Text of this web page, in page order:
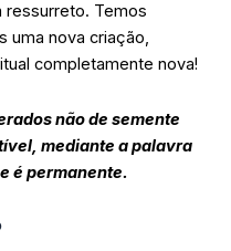
ressurreto. Temos
uma nova criação,
completamente nova!
não de semente
mediante a palavra
é permanente.